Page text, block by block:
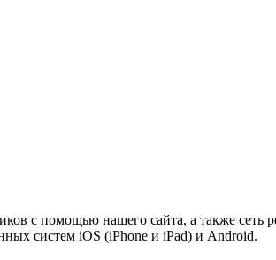
с помощью нашего сайта, а также сеть
систем iOS (iPhone и iPad) и Android.